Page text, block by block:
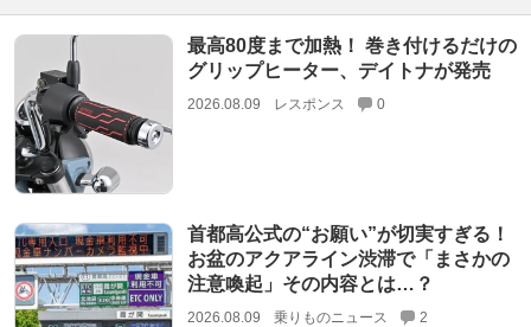
最高80度まで加熱！ 巻き付けるだけの
グリップヒーター、デイトナが発売
2026.08.09 レスポンス 0
首都高公式の“お願い”が切実すぎる！
お盆のアクアライン渋滞で「まさかの
注意喚起」その内容とは…？
2026.08.09 乗りものニュース 2